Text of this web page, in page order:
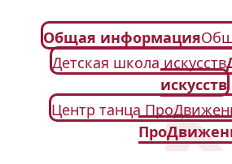
Общая информация
Детская школа искусств
искусств
Центр танца